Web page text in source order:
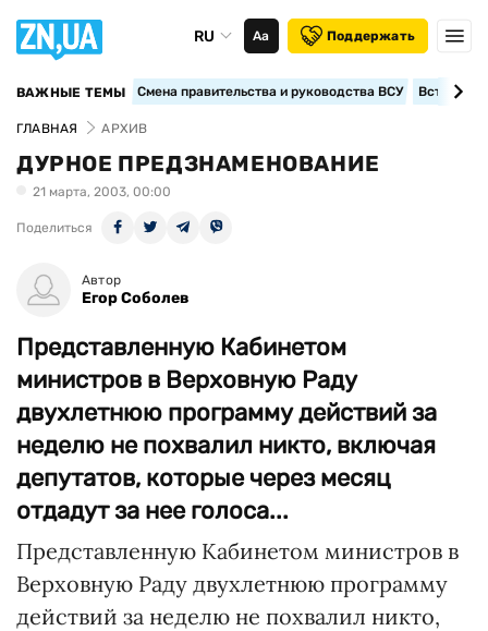
RU Аа Поддержать
ВАЖНЫЕ ТЕМЫ Смена правительства и руководства ВСУ
ГЛАВНАЯ АРХИВ
ДУРНОЕ ПРЕДЗНАМЕНОВАНИЕ
21 марта, 2003, 00:00
Поделиться
Автор
Егор Соболев
Представленную Кабинетом
министров в Верховную Раду
двухлетнюю программу действий за
неделю не похвалил никто, включая
депутатов, которые через месяц
отдадут за нее голоса...
Представленную Кабинетом министров в
Верховную Раду двухлетнюю программу
действий за неделю не похвалил никто,